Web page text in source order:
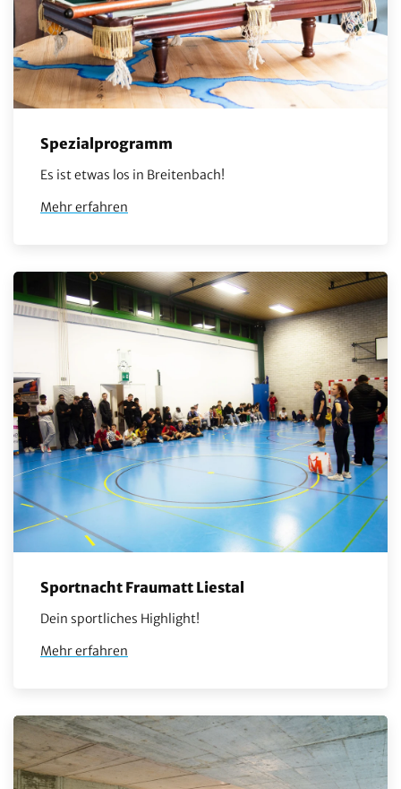
Spezialprogramm
Es ist etwas los in Breitenbach!
Mehr erfahren
Sportnacht Fraumatt Liestal
Dein sportliches Highlight!
Mehr erfahren